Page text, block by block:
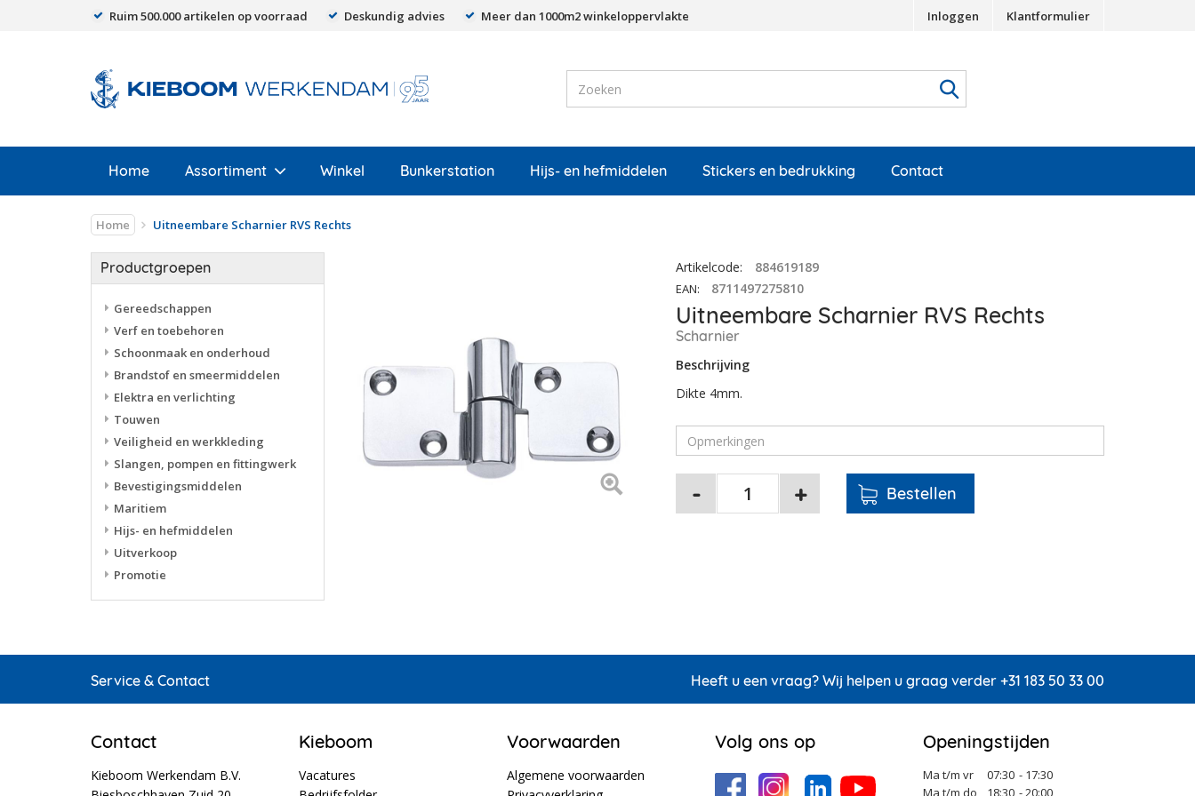
Ruim 500.000 artikelen op voorraad Deskundig advies Meer dan 1000m2 winkeloppervlakte Inloggen Klantformulier
Home Assortiment Winkel Bunkerstation Hijs- en hefmiddelen Stickers en bedrukking Contact
Home Uitneembare Scharnier RVS Rechts
Productgroepen
Gereedschappen
Verf en toebehoren
Schoonmaak en onderhoud
Brandstof en smeermiddelen
Elektra en verlichting
Touwen
Veiligheid en werkkleding
Slangen, pompen en fittingwerk
Bevestigingsmiddelen
Maritiem
Hijs- en hefmiddelen
Uitverkoop
Promotie
Artikelcode: 884619189
EAN: 8711497275810
Uitneembare Scharnier RVS Rechts
Scharnier
Beschrijving
Dikte 4mm.
Service & Contact Heeft u een vraag? Wij helpen u graag verder +31 183 50 33 00
Contact
Kieboom Werkendam B.V.
Kieboom
Vacatures
Voorwaarden
Algemene voorwaarden
Volg ons op Openingstijden
Ma t/m vr 07:30 - 17:30
Ma t/m do
18:30 - 20:00